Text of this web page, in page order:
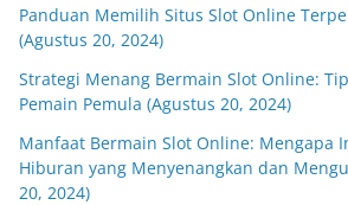
Panduan Memilih Situs Slot Online
(Agustus 20, 2024)
Strategi Menang Bermain Slot Online:
Pemain Pemula (Agustus 20, 2024)
Manfaat Bermain Slot Online: Mengapa
Hiburan yang Menyenangkan dan
20, 2024)